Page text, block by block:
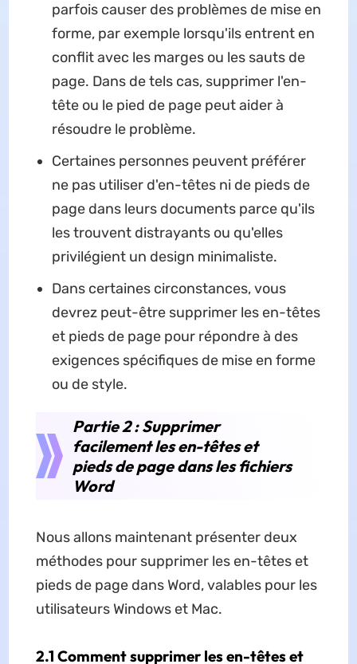
parfois causer des problèmes de mise en
forme, par exemple lorsqu'ils entrent en
conflit avec les marges ou les sauts de
page. Dans de tels cas, supprimer l'en-
tête ou le pied de page peut aider à
résoudre le problème.
Certaines personnes peuvent préférer
ne pas utiliser d'en-têtes ni de pieds de
page dans leurs documents parce qu'ils
les trouvent distrayants ou qu'elles
privilégient un design minimaliste.
Dans certaines circonstances, vous
devrez peut-être supprimer les en-têtes
et pieds de page pour répondre à des
exigences spécifiques de mise en forme
ou de style.
Partie 2 : Supprimer
facilement les en-têtes et
pieds de page dans les fichiers
Word
Nous allons maintenant présenter deux
méthodes pour supprimer les en-têtes et
pieds de page dans Word, valables pour les
utilisateurs Windows et Mac.
2.1 Comment supprimer les en-têtes et